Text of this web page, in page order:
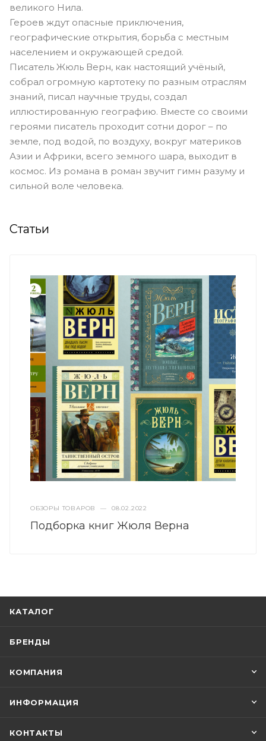
великого Нила.
Героев ждут опасные приключения,
географические открытия, борьба с местным
населением и окружающей средой.
Писатель Жюль Верн, как настоящий учёный,
собрал огромную картотеку по разным отраслям
знаний, писал научные труды, создал
иллюстированную географию. Вместе со своими
героями писатель проходит сотни дорог – по
земле, под водой, по воздуху, вокруг материков
Азии и Африки, всего земного шара, выходит в
космос. Из романа в роман звучит гимн разуму и
сильной воле человека.
Статьи
ОБЗОРЫ ТОВАРОВ — 08.02.2022
Подборка книг Жюля Верна
КАТАЛОГ
БРЕНДЫ
КОМПАНИЯ
ИНФОРМАЦИЯ
КОНТАКТЫ